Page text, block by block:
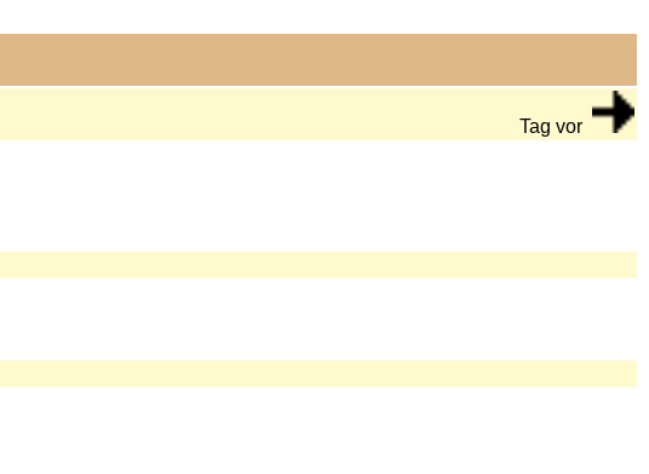
Tag vor